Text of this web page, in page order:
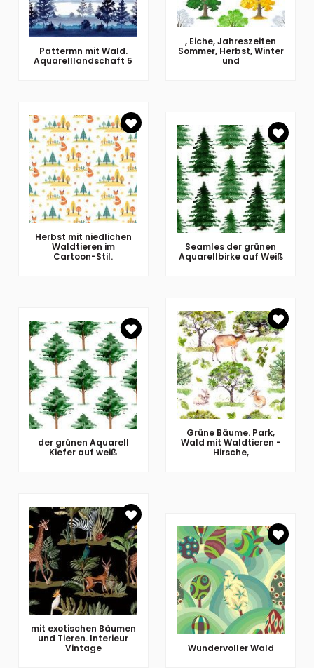
Pattermn mit Wald.
Aquarelllandschaft 5
, Eiche, Jahreszeiten
Sommer, Herbst, Winter
und
Herbst mit niedlichen
Waldtieren im
Cartoon-Stil.
Seamles der grünen
Aquarellbirke auf Weiß
der grünen Aquarell
Kiefer auf weiß
Grüne Bäume. Park,
Wald mit Waldtieren -
Hirsche,
mit exotischen Bäumen
und Tieren. Interieur
Vintage
Wundervoller Wald